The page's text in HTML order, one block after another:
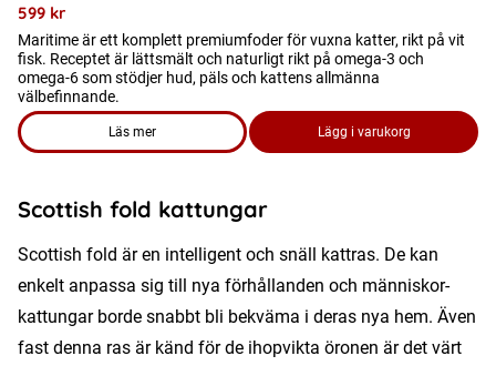
599 kr
Maritime är ett komplett premiumfoder för vuxna katter, rikt på vit
fisk. Receptet är lättsmält och naturligt rikt på omega-3 och
omega-6 som stödjer hud, päls och kattens allmänna
välbefinnande.
Läs mer
om produkten Kattmat – Maritime
Lägg i varukorg
Scottish fold kattungar
Scottish fold är en intelligent och snäll kattras. De kan
enkelt anpassa sig till nya förhållanden och människor-
kattungar borde snabbt bli bekväma i deras nya hem. Även
fast denna ras är känd för de ihopvikta öronen är det värt